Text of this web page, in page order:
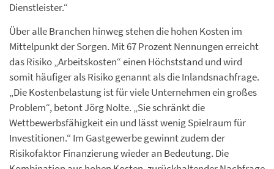
Dienstleister.“
Über alle Branchen hinweg stehen die hohen Kosten im
Mittelpunkt der Sorgen. Mit 67 Prozent Nennungen erreicht
das Risiko „Arbeitskosten“ einen Höchststand und wird
somit häufiger als Risiko genannt als die Inlandsnachfrage.
„Die Kostenbelastung ist für viele Unternehmen ein großes
Problem“, betont Jörg Nolte. „Sie schränkt die
Wettbewerbsfähigkeit ein und lässt wenig Spielraum für
Investitionen.“ Im Gastgewerbe gewinnt zudem der
Risikofaktor Finanzierung wieder an Bedeutung. Die